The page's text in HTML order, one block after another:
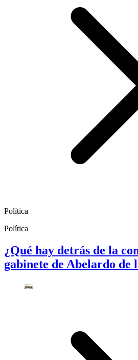
Política
Política
¿Qué hay detrás de la
gabinete de Abelardo de